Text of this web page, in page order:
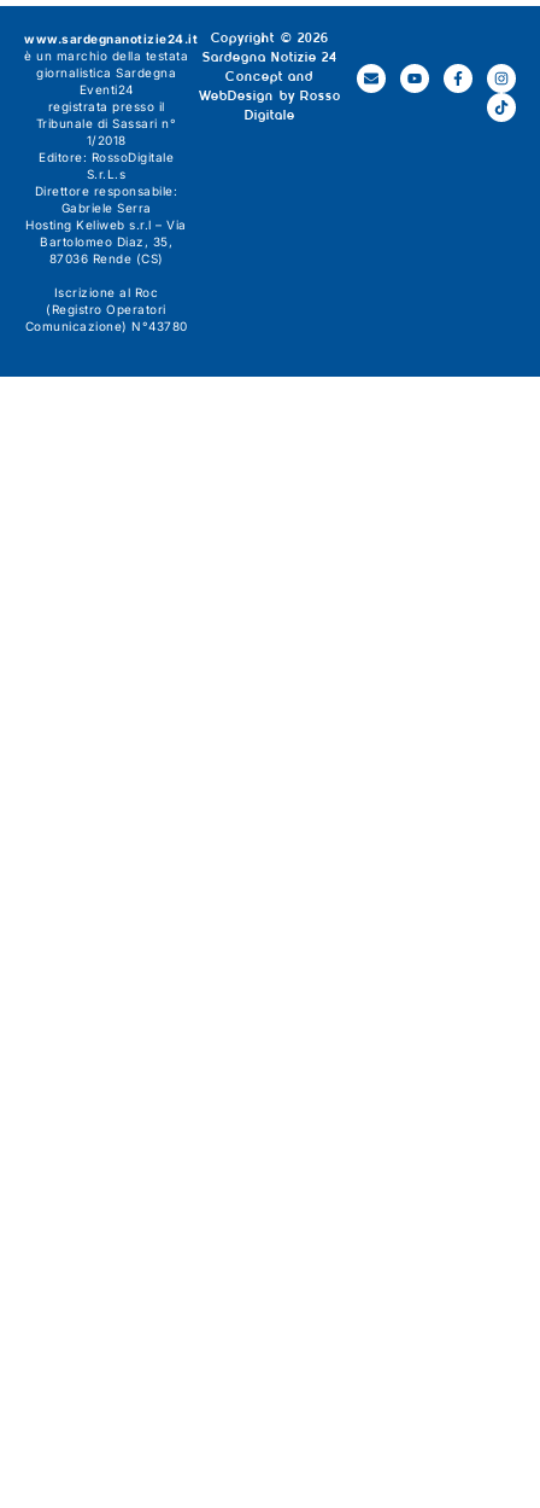
Copyright © 2026
Sardegna Notizie 24
Concept and
WebDesign by Rosso
Digitale
www.sardegnanotizie24.it
è un marchio della testata
giornalistica Sardegna
Eventi24
registrata presso il
Tribunale di Sassari n°
1/2018
Editore: RossoDigitale
S.r.L.s
Direttore responsabile:
Gabriele Serra
Hosting Keliweb s.r.l – Via
Bartolomeo Diaz, 35,
87036 Rende (CS)
Iscrizione al Roc
(Registro Operatori
Comunicazione) N°43780